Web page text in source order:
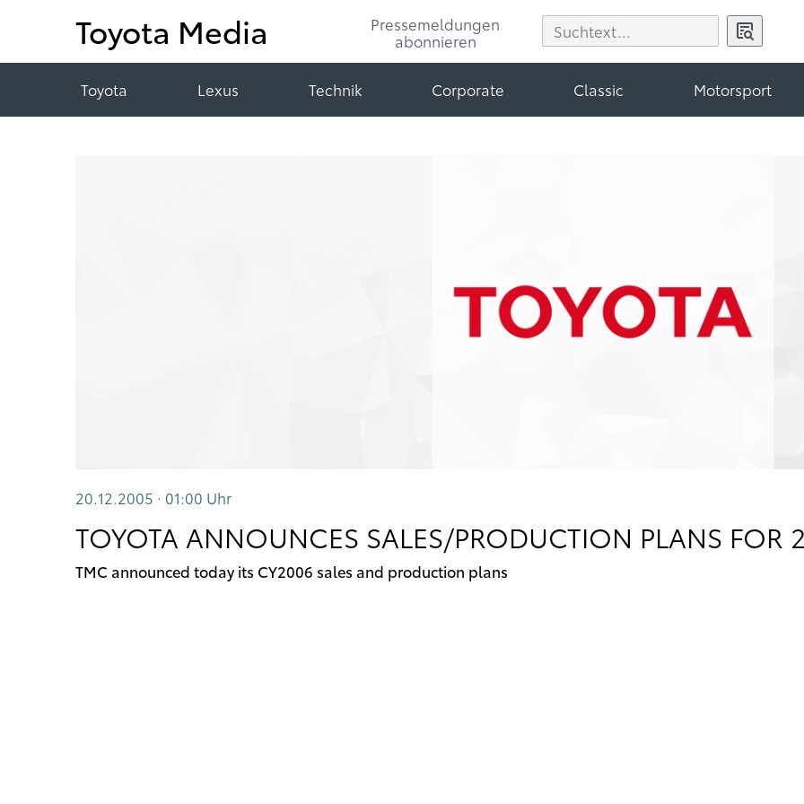
Toyota Media
Pressemeldungen
abonnieren
Toyota Lexus Technik Corporate Classic Motorsport
20.12.2005 · 01:00 Uhr
TOYOTA ANNOUNCES SALES/PRODUCTION PLANS FOR
TMC announced today its CY2006 sales and production plans